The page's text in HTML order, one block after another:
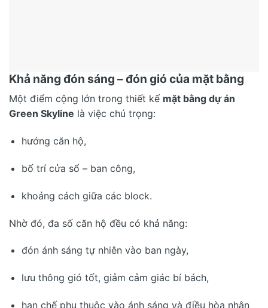
Khả năng đón sáng – đón gió của mặt bằng
Một điểm cộng lớn trong thiết kế mặt bằng dự án
Green Skyline là việc chú trọng:
hướng căn hộ,
bố trí cửa sổ – ban công,
khoảng cách giữa các block.
Nhờ đó, đa số căn hộ đều có khả năng:
đón ánh sáng tự nhiên vào ban ngày,
lưu thông gió tốt, giảm cảm giác bí bách,
hạn chế phụ thuộc vào ánh sáng và điều hòa nhân